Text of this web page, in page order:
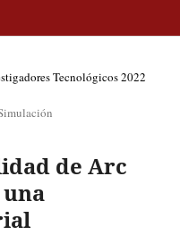
Tecnológicos 2022
de Arc